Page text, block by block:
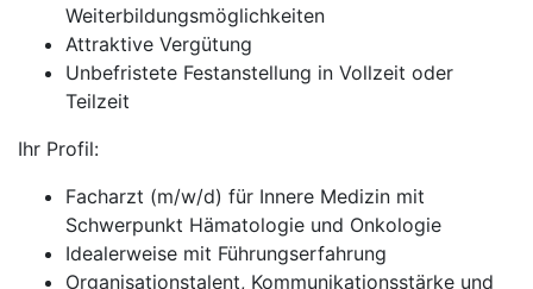
Weiterbildungsmöglichkeiten
Attraktive Vergütung
Unbefristete Festanstellung in Vollzeit oder
Teilzeit
Ihr Profil:
Facharzt (m/w/d) für Innere Medizin mit
Schwerpunkt Hämatologie und Onkologie
Idealerweise mit Führungserfahrung
Organisationstalent, Kommunikationsstärke und